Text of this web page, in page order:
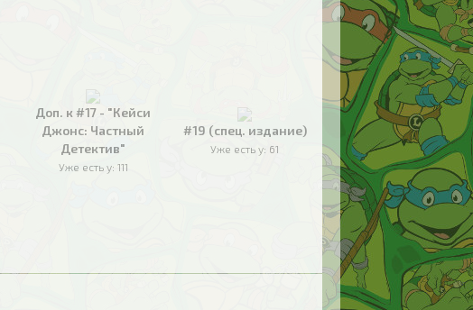
Доп. к #17 - "Кейси
Джонс: Частный
Детектив"
Уже есть у: 111
#19 (спец. издание)
Уже есть у: 61